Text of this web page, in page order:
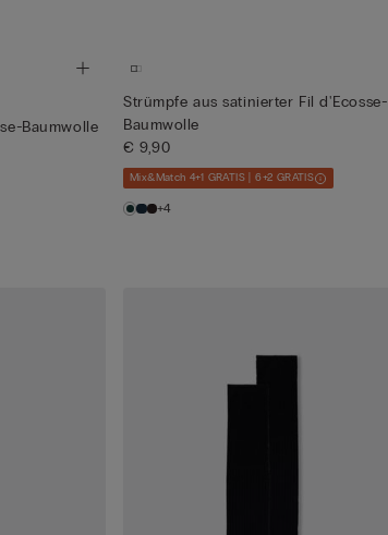
Baumwolle
Strümpfe aus satinierter Fil d'Ecosse-
Baumwolle
€ 9,90
Mix&Match 4+1 GRATIS | 6+2 GRATIS
+4